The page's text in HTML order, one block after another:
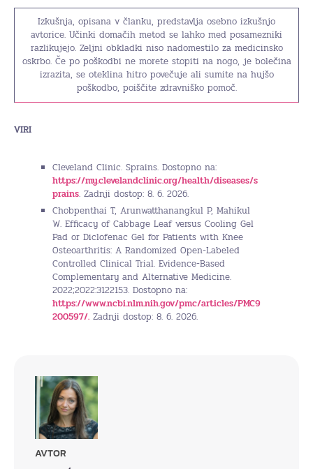
Izkušnja, opisana v članku, predstavlja osebno izkušnjo
avtorice. Učinki domačih metod se lahko med posamezniki
razlikujejo. Zeljni obkladki niso nadomestilo za medicinsko
oskrbo. Če po poškodbi ne morete stopiti na nogo, je bolečina
izrazita, se oteklina hitro povečuje ali sumite na hujšo
poškodbo, poiščite zdravniško pomoč.
VIRI
Cleveland Clinic. Sprains. Dostopno na:
https://my.clevelandclinic.org/health/diseases/s
prains. Zadnji dostop: 8. 6. 2026.
Chobpenthai T, Arunwatthanangkul P, Mahikul
W. Efficacy of Cabbage Leaf versus Cooling Gel
Pad or Diclofenac Gel for Patients with Knee
Osteoarthritis: A Randomized Open-Labeled
Controlled Clinical Trial. Evidence-Based
Complementary and Alternative Medicine.
2022;2022:3122153. Dostopno na:
https://www.ncbi.nlm.nih.gov/pmc/articles/PMC9
200597/. Zadnji dostop: 8. 6. 2026.
AVTOR